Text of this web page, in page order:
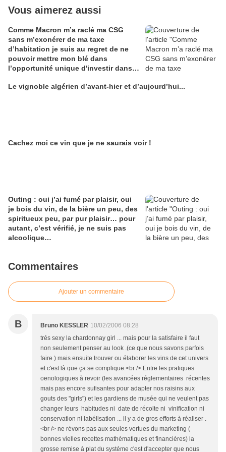
Vous aimerez aussi
Comme Macron m’a raclé ma CSG
sans m’exonérer de ma taxe
d’habitation je suis au regret de ne
pouvoir mettre mon blé dans
l’opportunité unique d'investir dans
Alain Edouard
Le vignoble algérien d’avant-hier et d’aujourd’hui...
Cachez moi ce vin que je ne saurais voir !
Outing : oui j’ai fumé par plaisir, oui
je bois du vin, de la bière un peu, des
spiritueux peu, par pur plaisir… pour
autant, c’est vérifié, je ne suis pas
alcoolique…
Commentaires
Ajouter un commentaire
B Bruno KESSLER 10/02/2006 08:28
trés sexy la chardonnay girl ... mais pour la satisfaire il faut
non seulement penser au look .(ce que nous savons parfois
faire ) mais ensuite trouver ou élaborer les vins de cet univers
et c'est là que ça se complique.<br /> Entre les pratiques
oenologiques à revoir (les avancées réglementaires récentes
mais pas encore sufisantes pour adapter nos raisins aux
gouts des "girls") et les gardiens de musée qui ne veulent pas
changer leurs habitudes ni date de récolte ni vinification ni
conservation ni labélisation ... il y a de gros efforts à réaliser .
<br /> ne révons pas aux seules vertues du marketing (
bonnes vielles recettes mathématiques et financiéres) la
grosse remise à plat du systéme c'est d'accepter que nous